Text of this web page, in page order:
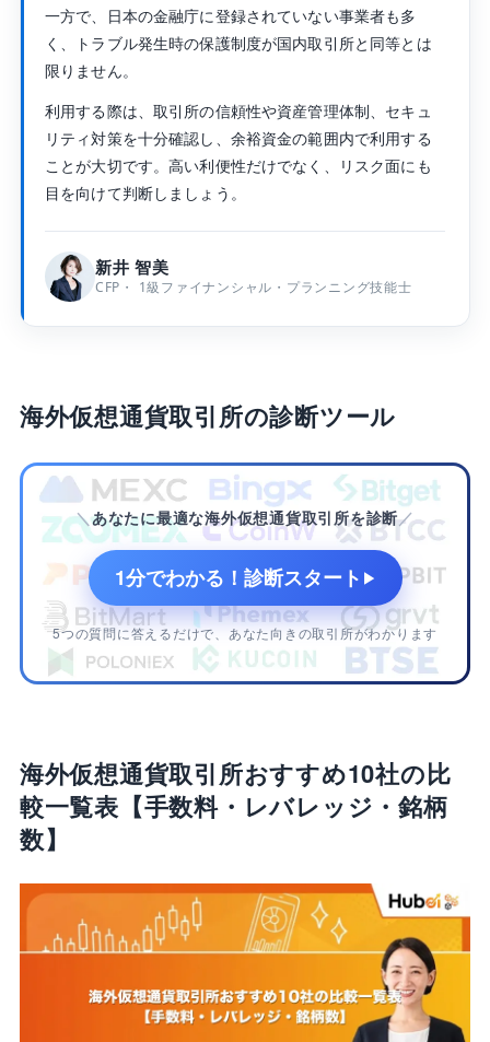
日本円の直接入金に対応しておらず国内取引
所経由で仮想通貨の送金が必要
利益は雑所得扱いで最大55%の税金が発生す
海外仮想通貨取引所を安全に利用するための対
策3つ
二段階認証とフィッシング対策コードを必ず
設定する
大きな資産はハードウェアウォレットで管理
する
先物取引でレバレッジを適用する場合はスト
か？
か？
海外取引所に日本円を直接入金できますか？
海外取引所と国内取引所のどちらがおすすめ
ですか？
海外仮想通貨取引所は手数料重視ならMEXC・ボ
ーナス重視ならBingXがおすすめ！
一方で、日本の金融庁に登録されていない事業者も多
く、トラブル発生時の保護制度が国内取引所と同等とは
限りません。
利用する際は、取引所の信頼性や資産管理体制、セキュ
リティ対策を十分確認し、余裕資金の範囲内で利用する
ことが大切です。高い利便性だけでなく、リスク面にも
目を向けて判断しましょう。
新井 智美
CFP・ 1級ファイナンシャル・プランニング技能士
海外仮想通貨取引所の診断ツール
あなたに最適な海外仮想通貨取引所を診断
1分でわかる！診断スタート ▶
5つの質問に答えるだけで、あなた向きの取引所がわかります
海外仮想通貨取引所おすすめ10社の比
較一覧表【手数料・レバレッジ・銘柄
数】